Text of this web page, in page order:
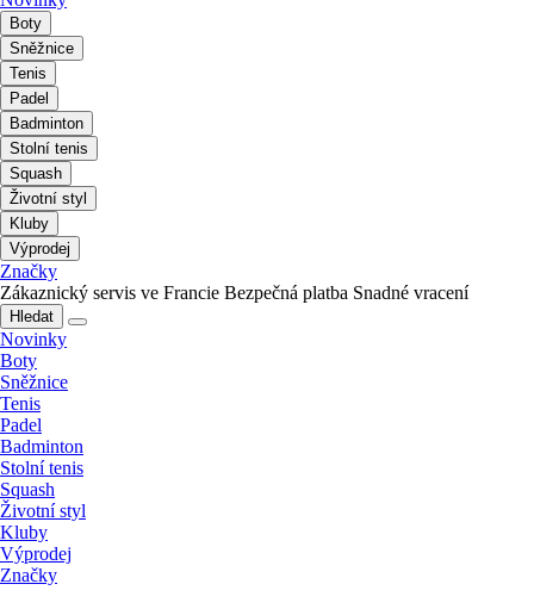
Boty
Sněžnice
Tenis
Padel
Badminton
Stolní tenis
Squash
Životní styl
Kluby
Výprodej
Značky
Zákaznický servis ve Francie Bezpečná platba Snadné vracení
Hledat
Novinky
Boty
Sněžnice
Tenis
Padel
Badminton
Stolní tenis
Squash
Životní styl
Kluby
Výprodej
Značky